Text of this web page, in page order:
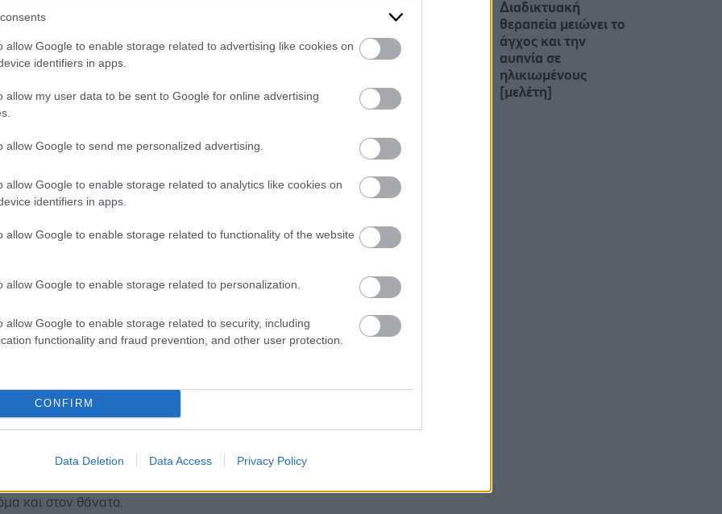
allow Google to enable storage related to advertising like cookies on
identifiers in apps.
allow my user data to be sent to Google for online advertising
allow Google to send me personalized advertising.
allow Google to enable storage related to analytics like cookies on
identifiers in apps.
allow Google to enable storage related to functionality of the website
allow Google to enable storage related to personalization.
allow Google to enable storage related to security, including
functionality and fraud prevention, and other user protection.
CONFIRM
Data Deletion Data Access Privacy Policy
Σύλλογος που εκπροσωπεί αυτούς
από νόσο Wilson δεν υπάρχει. Ο Σύλλογος
Ελλάδος «Προμηθέας» είναι ο μοναδικός
με νοσήματα του ήπατος
πάσχουν από νόσο Wilson ή κάποιο μέλος της
Παθήσεων».
για τη νόσο και πόσο επικίνδυνη
κάποιον που δεν λαμβάνει τα χάπια
νόσος που μεταβιβάζεται με υπολειπόμενο
χαρακτήρα. Οφείλεται στη μείωση της απέκκρισης
κυρίως στον εγκέφαλο. Η εναπόθεση χαλκού
προκαλεί ποικιλία σημείων και συμπτωμάτων
σύστημα, νεφροί). Η νόσος, εάν δεν
και στον θάνατο.
Διαδικτυακή
θεραπεία μειώνει το
άγχος και την
αυπνία σε
ηλικιωμένους
[μελέτη]